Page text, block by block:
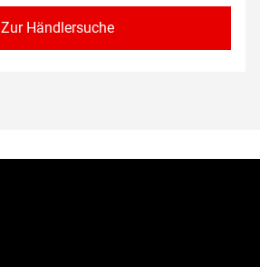
Zur Händlersuche